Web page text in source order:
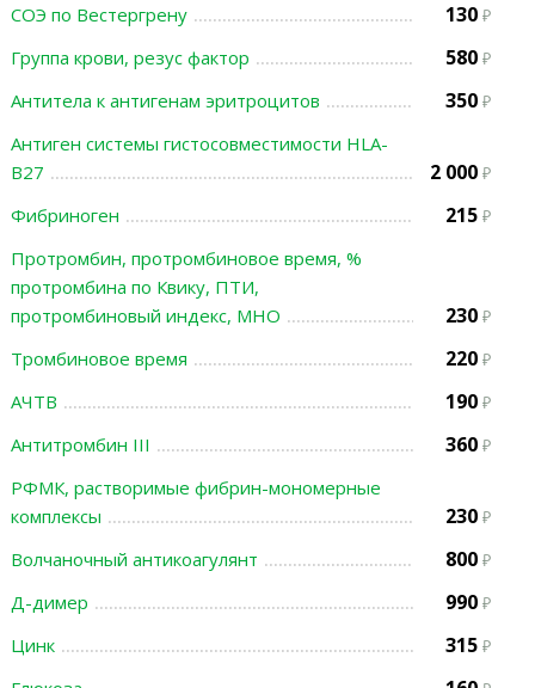
СОЭ по Вестергрену 130
Группа крови, резус фактор 580
Антитела к антигенам эритроцитов 350
Антиген системы гистосовместимости HLA-
B27
2 000
Фибриноген 215
Протромбин, протромбиновое время, %
протромбина по Квику, ПТИ,
протромбиновый индекс, МНО
230
Тромбиновое время 220
АЧТВ 190
Антитромбин III 360
РФМК, растворимые фибрин-мономерные
комплексы
230
Волчаночный антикоагулянт 800
Д-димер 990
Цинк 315